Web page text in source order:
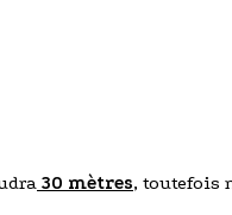
30 mètres, toutefois